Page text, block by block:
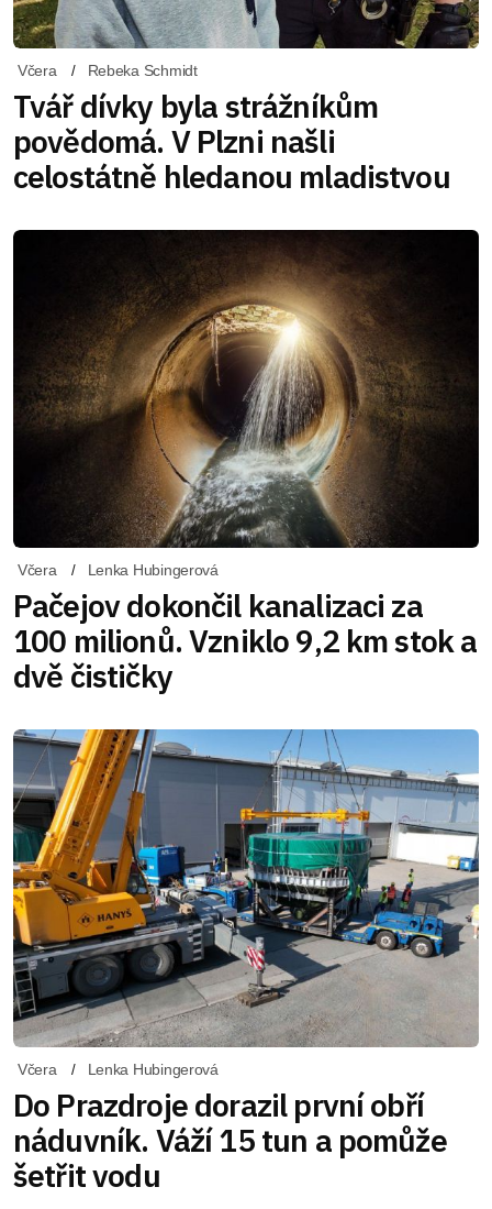
Včera Rebeka Schmidt
Tvář dívky byla strážníkům
povědomá. V Plzni našli
celostátně hledanou mladistvou
Včera Lenka Hubingerová
Pačejov dokončil kanalizaci za
100 milionů. Vzniklo 9,2 km stok a
dvě čističky
Včera Lenka Hubingerová
Do Prazdroje dorazil první obří
náduvník. Váží 15 tun a pomůže
šetřit vodu